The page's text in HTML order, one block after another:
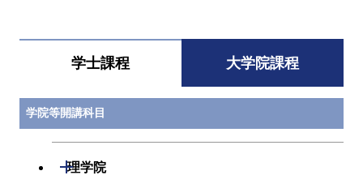
学士課程 大学院課程
学院等開講科目
理学院
開閉